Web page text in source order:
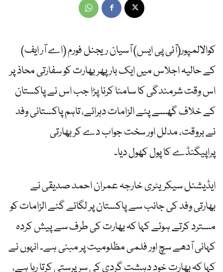
کوالالمپور(آئی پی ایس) آسیان ریجنل فورم (اے آر ایف)
کے حالیہ اجلاس میں ایک بار پھر بھارت کو سفارتی محاذ پر
اس وقت شرمندگی کا سامنا کرنا پڑا جب اس نے پاکستان
کے خلاف گھسے پٹے الزامات دہرائے، تاہم پاکستانی وفد
نے بروقت، مدلل اور سخت جواب دے کر بھارتی
پراپیگنڈے کا پول کھول دیا۔
ایڈیشنل سیکریٹری خارجہ عمران احمد صدیقی نے
بھارتی وفد کی جانب سے پاکستان پر لگائے گئے الزامات کو
مسترد کرتے ہوئے کہا کہ بھارت کی طرف سے پیش کردہ
کہانی آدھے سچ اور فلمی مظلومیت پر مبنی ہے۔ انہوں نے
کہا کہ بھارت خود دہشت گردی کی سرپرستی کرتا رہا ہے،